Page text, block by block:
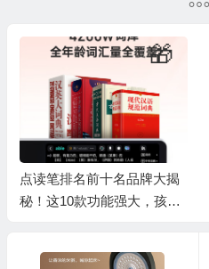
点读笔排名前十名品牌大揭
秘！这10款功能强大，孩子